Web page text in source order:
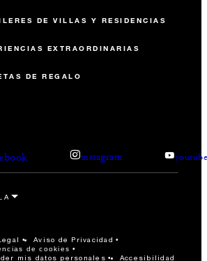
DE VILLAS Y RESIDENCIAS
EXTRAORDINARIAS
DE REGALO
instagram
Aviso de Privacidad
de cookies
mis datos personales Accesibilidad